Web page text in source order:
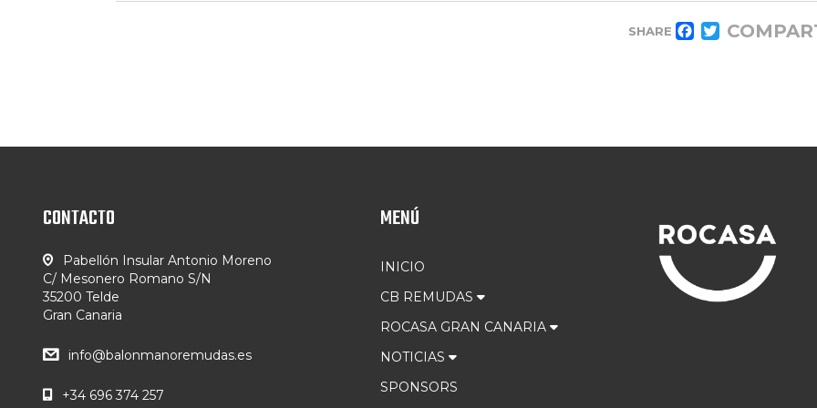
SHARE FACEBOOK
TWITTER
CONTACTO
Pabellón Insular Antonio Moreno
C/ Mesonero Romano S/N
35200 Telde
Gran Canaria
info@balonmanoremudas.es
+34 696 374 257
MENÚ
INICIO
CB REMUDAS
ROCASA GRAN CANARIA
NOTICIAS
SPONSORS